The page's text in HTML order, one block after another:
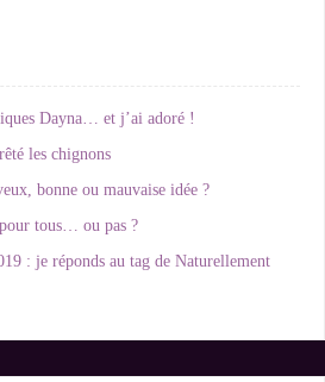
Dayna… et j’ai adoré !
les chignons
bonne ou mauvaise idée ?
tous… ou pas ?
: je réponds au tag de Naturellement